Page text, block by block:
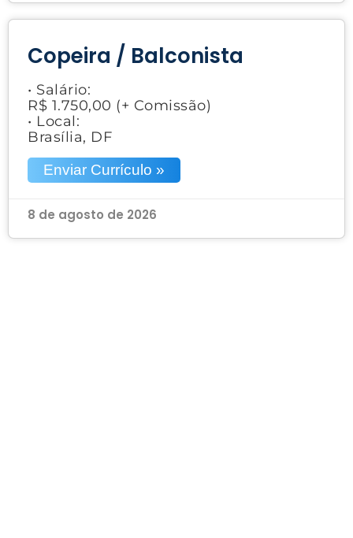
Copeira / Balconista
• Salário:
R$ 1.750,00 (+ Comissão)
• Local:
Brasília, DF
Enviar Currículo »
8 de agosto de 2026